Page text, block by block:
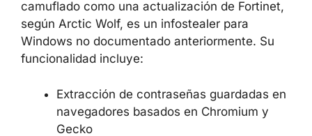
CAPACIDADES DEL INFOSTEALER
El archivo malicioso
FortiEndpoint_Patch.exe
Wolf, es un infostealer para Windows no
documentado anteriormente. Su funcionalidad
incluye: